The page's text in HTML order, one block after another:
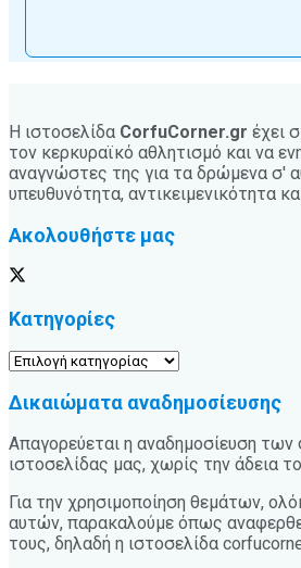
Η ιστοσελίδα CorfuCorner.gr έχει
τον κερκυραϊκό αθλητισμό και να
αναγνώστες της για τα δρώμενα σ'
υπευθυνότητα, αντικειμενικότητα
Ακολουθήστε μας
Κατηγορίες
Κατηγορίες
Δικαιώματα αναδημοσίευσης
Απαγορεύεται η αναδημοσίευση
ιστοσελίδας μας, χωρίς την άδεια
Για την χρησιμοποίηση θεμάτων,
αυτών, παρακαλούμε όπως
τους, δηλαδή η ιστοσελίδα